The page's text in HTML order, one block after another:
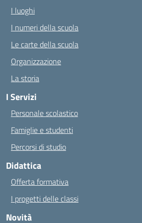
I luoghi
I numeri della scuola
Le carte della scuola
Organizzazione
La storia
I Servizi
Personale scolastico
Famiglie e studenti
Percorsi di studio
Didattica
Offerta formativa
I progetti delle classi
Novità